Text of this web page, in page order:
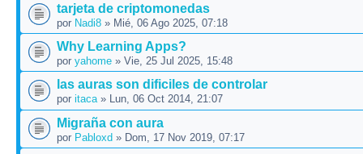
tarjeta de criptomonedas
por Nadi8 » Mié, 06 Ago 2025, 07:18
Why Learning Apps?
por yahome » Vie, 25 Jul 2025, 15:48
las auras son dificiles de controlar
por itaca » Lun, 06 Oct 2014, 21:07
Migraña con aura
por Pabloxd » Dom, 17 Nov 2019, 07:17